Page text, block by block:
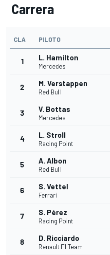
Carrera
CLA PILOTO
1 L. Hamilton
Mercedes
2 M. Verstappen
Red Bull
3 V. Bottas
Mercedes
4 L. Stroll
Racing Point
5 A. Albon
Red Bull
6 S. Vettel
Ferrari
7 S. Pérez
Racing Point
8 D. Ricciardo
Renault F1 Team